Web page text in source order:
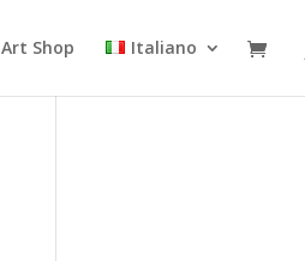
Art Shop Italiano